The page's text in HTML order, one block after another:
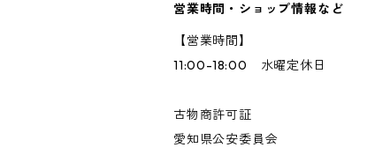
営業時間・ショップ情報など
【営業時間】
11:00-18:00 水曜定休日
古物商許可証
愛知県公安委員会